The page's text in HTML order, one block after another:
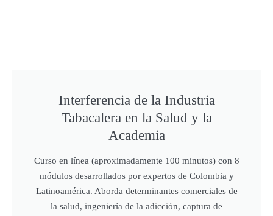
Interferencia de la Industria
Tabacalera en la Salud y la
Academia
Curso en línea (aproximadamente 100 minutos) con 8
módulos desarrollados por expertos de Colombia y
Latinoamérica. Aborda determinantes comerciales de
la salud, ingeniería de la adicción, captura de